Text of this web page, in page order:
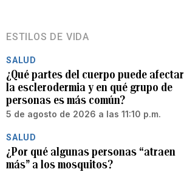
ESTILOS DE VIDA
SALUD
¿Qué partes del cuerpo puede afectar
la esclerodermia y en qué grupo de
personas es más común?
5 de agosto de 2026 a las 11:10 p.m.
SALUD
¿Por qué algunas personas “atraen
más” a los mosquitos?